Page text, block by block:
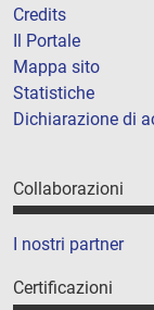
Credits
Il Portale
Mappa sito
Statistiche
Dichiarazione di
Collaborazioni
I nostri partner
Certificazioni